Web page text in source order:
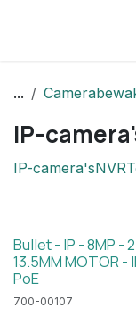
...
IP-
IP-camera'sNVR
Bullet - IP - 8MP -
13.5MM MOTOR -
PoE
700-00107